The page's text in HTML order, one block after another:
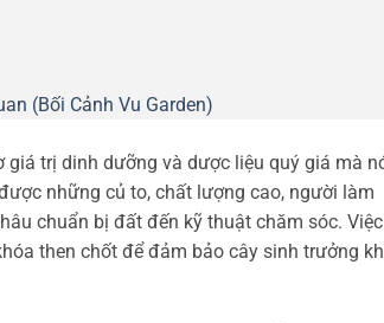
(Bối Cảnh Vu Garden)
trị dinh dưỡng và dược liệu quý giá mà
những củ to, chất lượng cao, người làm
chuẩn bị đất đến kỹ thuật chăm sóc. Việc
then chốt để đảm bảo cây sinh trưởng